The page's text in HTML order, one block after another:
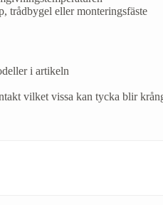
trådbygel eller monteringsfäste
i artikeln
vilket vissa kan tycka blir